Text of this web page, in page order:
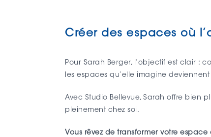
Créer des espaces où
Pour Sarah Berger, l’objectif est clair :
les espaces qu’elle imagine
Avec Studio Bellevue, Sarah offre bien
pleinement chez soi.
Vous rêvez de transformer votre